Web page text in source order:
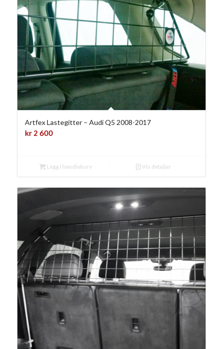
Artfex Lastegitter – Audi Q5 2008-2017
kr2 600
Legg i handlekurv Vis detaljer